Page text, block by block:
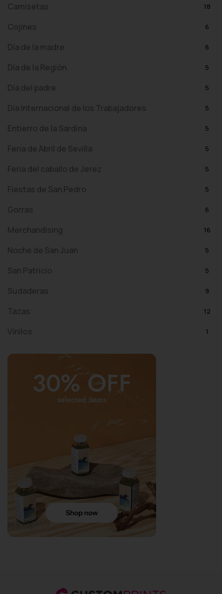
Camisetas 18
Cojines 6
Día de la madre 6
Día de la Región 5
Día del padre 5
Día Internacional de los Trabajadores 5
Entierro de la Sardina 5
Feria de Abril de Sevilla 5
Feria del caballo de Jerez 5
Fiestas de San Pedro 5
Gorras 6
Merchandising 16
Noche de San Juan 5
San Patricio 5
Sudaderas 9
Tazas 12
Vinilos 1